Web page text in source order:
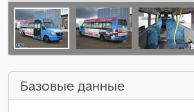
Базовые данные